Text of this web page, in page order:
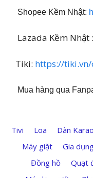
Shopee Kềm Nhật:
Lazada Kềm Nhật :
Tiki: https://
Mua hàng qua
Tivi Loa Dàn
Máy giặt
Gia
Đồng hồ
Quạt